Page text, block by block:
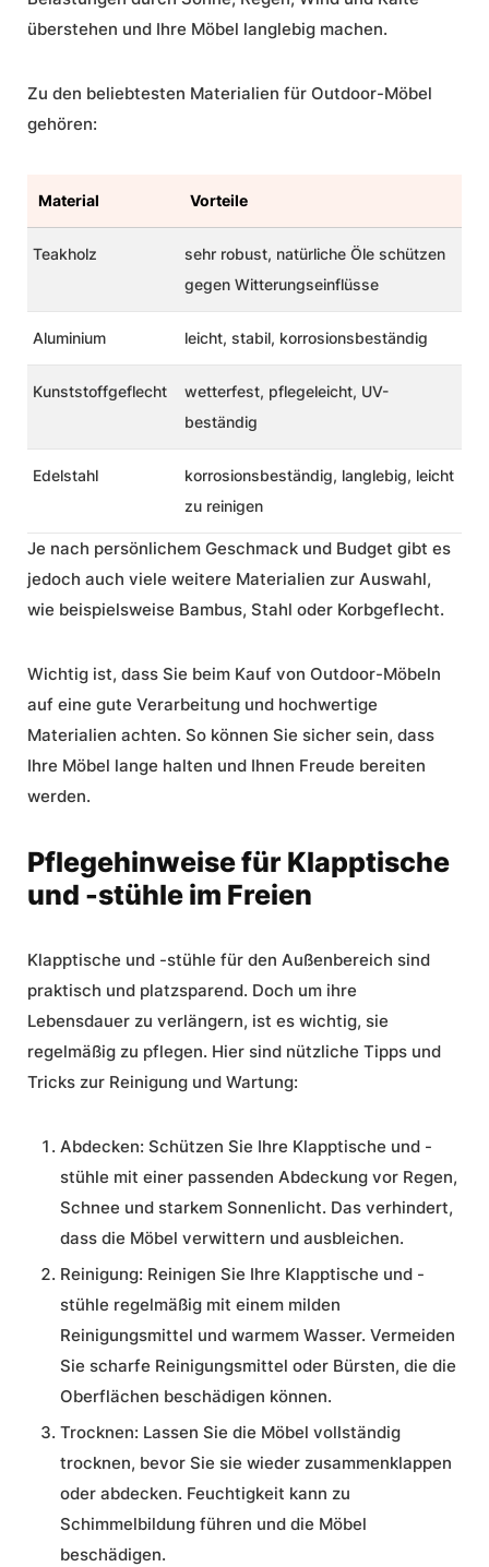
überstehen und Ihre Möbel langlebig machen.
Zu den beliebtesten Materialien für Outdoor-Möbel
gehören:
Material Vorteile
Teakholz
sehr robust, natürliche Öle schützen
gegen Witterungseinflüsse
Aluminium leicht, stabil, korrosionsbeständig
Kunststoffgeflecht
wetterfest, pflegeleicht, UV-
beständig
Edelstahl
korrosionsbeständig, langlebig, leicht
zu reinigen
Je nach persönlichem Geschmack und Budget gibt es
jedoch auch viele weitere Materialien zur Auswahl,
wie beispielsweise Bambus, Stahl oder Korbgeflecht.
Wichtig ist, dass Sie beim Kauf von Outdoor-Möbeln
auf eine gute Verarbeitung und hochwertige
Materialien achten. So können Sie sicher sein, dass
Ihre Möbel lange halten und Ihnen Freude bereiten
werden.
Pflegehinweise für Klapptische
und -stühle im Freien
Klapptische und -stühle für den Außenbereich sind
praktisch und platzsparend. Doch um ihre
Lebensdauer zu verlängern, ist es wichtig, sie
regelmäßig zu pflegen. Hier sind nützliche Tipps und
Tricks zur Reinigung und Wartung:
Abdecken: Schützen Sie Ihre Klapptische und -
stühle mit einer passenden Abdeckung vor Regen,
Schnee und starkem Sonnenlicht. Das verhindert,
dass die Möbel verwittern und ausbleichen.
Reinigung: Reinigen Sie Ihre Klapptische und -
stühle regelmäßig mit einem milden
Reinigungsmittel und warmem Wasser. Vermeiden
Sie scharfe Reinigungsmittel oder Bürsten, die die
Oberflächen beschädigen können.
Trocknen: Lassen Sie die Möbel vollständig
trocknen, bevor Sie sie wieder zusammenklappen
oder abdecken. Feuchtigkeit kann zu
Schimmelbildung führen und die Möbel
beschädigen.